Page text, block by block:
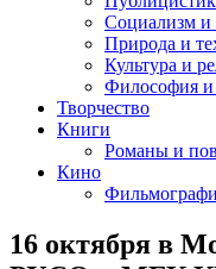
Социализм
Природа и
Культура и
Философия и
Творчество
Книги
Романы и
Кино
16 октября в